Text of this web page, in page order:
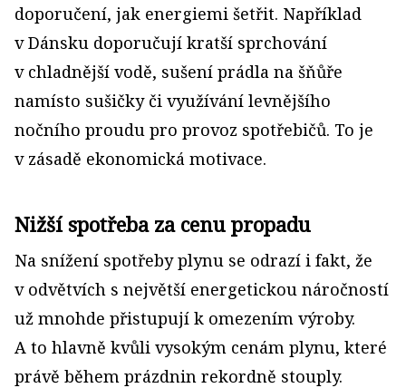
doporučení, jak energiemi šetřit. Například
v Dánsku doporučují kratší sprchování
v chladnější vodě, sušení prádla na šňůře
namísto sušičky či využívání levnějšího
nočního proudu pro provoz spotřebičů. To je
v zásadě ekonomická motivace.
Nižší spotřeba za cenu propadu
Na snížení spotřeby plynu se odrazí i fakt, že
v odvětvích s největší energetickou náročností
už mnohde přistupují k omezením výroby.
A to hlavně kvůli vysokým cenám plynu, které
právě během prázdnin rekordně stouply.